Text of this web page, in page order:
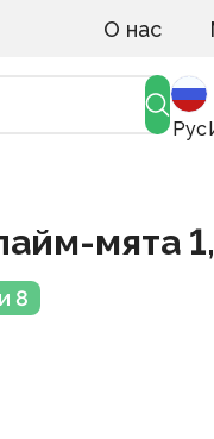
О нас
Рус
мята
8